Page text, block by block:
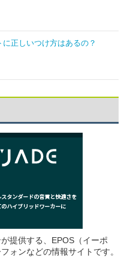
に正しいつけ方はあるの？
提供する、EPOS（イーポ
ォンなどの情報サイトです。